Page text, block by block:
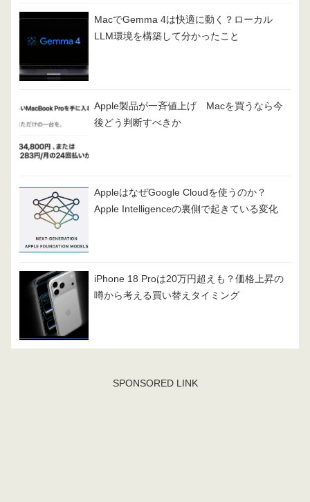
MacでGemma 4は快適に動く？ローカル
LLM環境を構築して分かったこと
Apple製品が一斉値上げ Macを買うなら今
後どう判断すべきか
AppleはなぜGoogle Cloudを使うのか？
Apple Intelligenceの裏側で起きている変化
iPhone 18 Proは20万円超えも？価格上昇の
噂から考える買い替えタイミング
SPONSORED LINK